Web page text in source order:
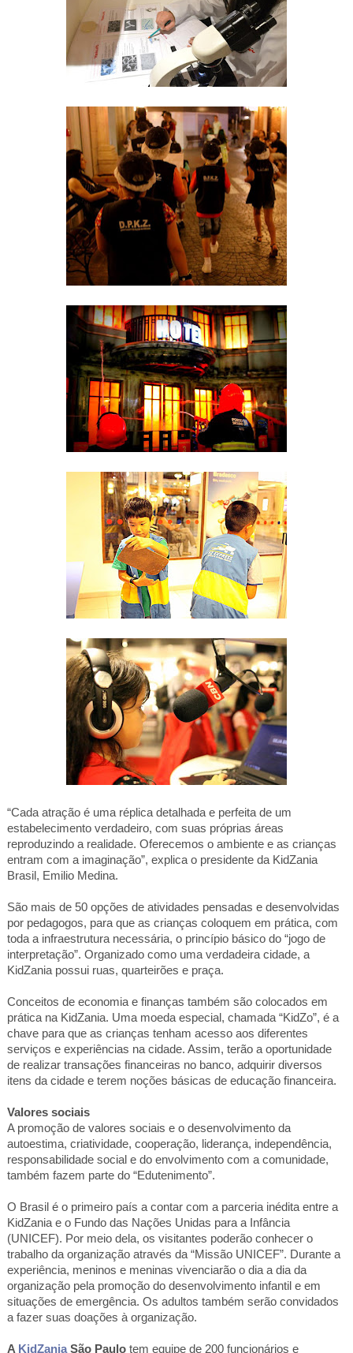
“Cada atração é uma réplica detalhada e perfeita de um
estabelecimento verdadeiro, com suas próprias áreas
reproduzindo a realidade. Oferecemos o ambiente e as crianças
entram com a imaginação”, explica o presidente da KidZania
Brasil, Emilio Medina.
São mais de 50 opções de atividades pensadas e desenvolvidas
por pedagogos, para que as crianças coloquem em prática, com
toda a infraestrutura necessária, o princípio básico do “jogo de
interpretação”. Organizado como uma verdadeira cidade, a
KidZania possui ruas, quarteirões e praça.
Conceitos de economia e finanças também são colocados em
prática na KidZania. Uma moeda especial, chamada “KidZo”, é a
chave para que as crianças tenham acesso aos diferentes
serviços e experiências na cidade. Assim, terão a oportunidade
de realizar transações financeiras no banco, adquirir diversos
itens da cidade e terem noções básicas de educação financeira.
Valores sociais
A promoção de valores sociais e o desenvolvimento da
autoestima, criatividade, cooperação, liderança, independência,
responsabilidade social e do envolvimento com a comunidade,
também fazem parte do “Edutenimento”.
O Brasil é o primeiro país a contar com a parceria inédita entre a
KidZania e o Fundo das Nações Unidas para a Infância
(UNICEF). Por meio dela, os visitantes poderão conhecer o
trabalho da organização através da “Missão UNICEF”. Durante a
experiência, meninos e meninas vivenciarão o dia a dia da
organização pela promoção do desenvolvimento infantil e em
situações de emergência. Os adultos também serão convidados
a fazer suas doações à organização.
A KidZaniaSão Paulo tem equipe de 200 funcionários e